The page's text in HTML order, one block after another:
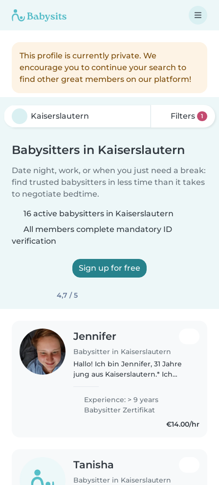
This profile is currently private. We
encourage you to continue your search to
find other great members on our platform!
Filters 1
Babysitters in Kaiserslautern
Date night, work, or when you just need a break:
find trusted babysitters in less time than it takes
to negotiate bedtime.
16 active babysitters in Kaiserslautern
All members complete mandatory ID
verification
Sign up for free
4,7 / 5
Jennifer
Babysitter in Kaiserslautern
Hallo! Ich bin Jennifer, 31 Jahre
jung aus Kaiserslautern.* Ich
Babysitterkurs und einen Erste-
Hilfe-Kurs am Kind erfolgreich
abgeschlossen. Zuhause wartet..
Experience: > 9 years
Babysitter Zertifikat
€14.00/hr
Tanisha
Babysitter in Kaiserslautern